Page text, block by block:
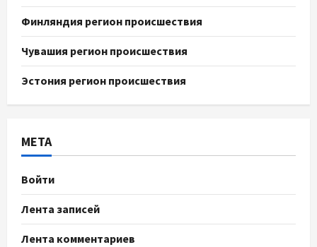
Финляндия регион происшествия
Чувашия регион происшествия
Эстония регион происшествия
МЕТА
Войти
Лента записей
Лента комментариев